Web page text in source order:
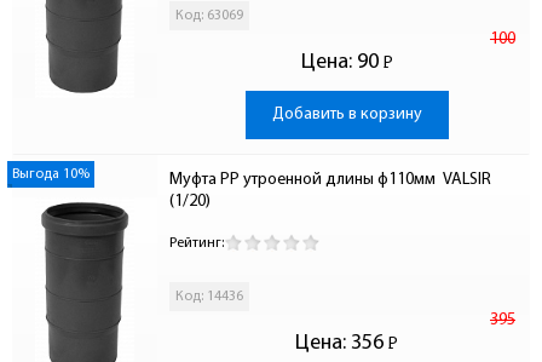
Код: 63069
Цена:
100
90 Р
-
Добавить в корзину
Выгода 10%
Муфта PP утроенной длины ф110мм  VALSIR
(1/20)
Рейтинг:
Код: 14436
Цена:
395
356 Р
-